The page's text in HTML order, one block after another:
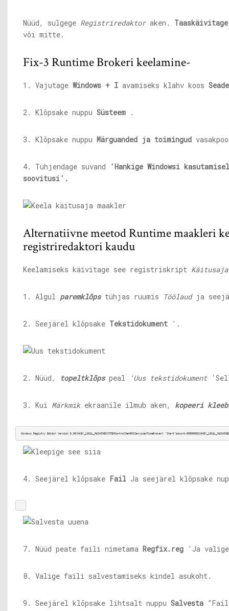
Nüüd, sulgege Registriredaktoraken. Taaskäivitage
või mitte.
Fix-3 Runtime Brokeri keelamine-
1. Vajutage Windows + I avamiseks klahv koos
2. Klõpsake nuppu Süsteem .
3. Klõpsake nuppu Märguanded ja toimingud
4. Tühjendage suvand
'Hankige Windowsi
soovitusi'.
Alternatiivne meetod Runtime maakleri
registriredaktori kaudu
Keelamiseks käivitage see registriskript
1. Algul paremklõps tühjas ruumis Töölaudja
2. Seejärel klõpsake Tekstidokument '.
2. Nüüd, topeltklõps peal ‘Uus tekstidokument
3. Kui Märkmikekraanile ilmub aken, kopeeri
Windows Registry Editor Version 5.00[HKEY_LOCAL_MACHINESYSTEMControlSet001ServicesTimeBroker]
4. Seejärel klõpsake Fail Ja seejärel klõpsake
7. Nüüd peate faili nimetama Regfix.reg 'Ja
8. Valige faili salvestamiseks kindel asukoht.
9. Seejärel klõpsake lihtsalt nuppu Salvesta